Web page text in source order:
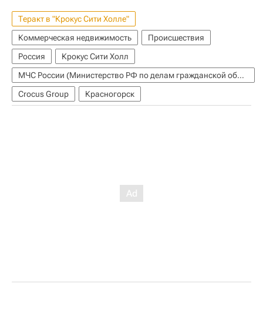
Теракт в "Крокус Сити Холле"
Коммерческая недвижимость
Происшествия
Россия
Крокус Сити Холл
МЧС России (Министерство РФ по делам гражданской обороны, чрезвычайным ситуациям и ликвидации последствий стихийных бедствий)
Crocus Group
Красногорск